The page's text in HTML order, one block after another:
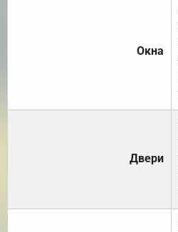
Окна
Двери